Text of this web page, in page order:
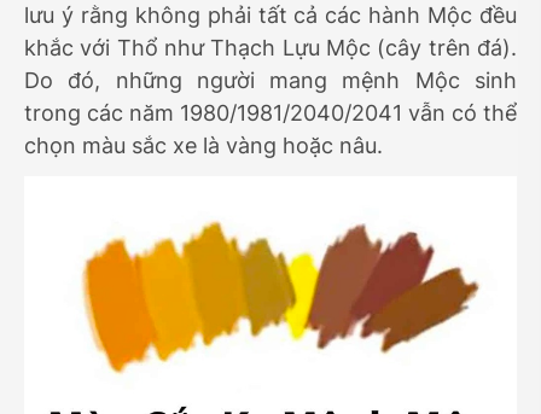
lưu ý rằng không phải tất cả các hành Mộc đều
khắc với Thổ như Thạch Lựu Mộc (cây trên đá).
Do đó, những người mang mệnh Mộc sinh
trong các năm 1980/1981/2040/2041 vẫn có thể
chọn màu sắc xe là vàng hoặc nâu.